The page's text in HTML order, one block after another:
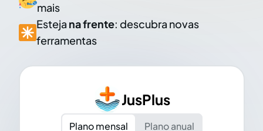
mais
Esteja na frente: descubra novas
ferramentas
JusPlus
Plano mensal
Plano anual